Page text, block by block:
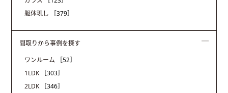
躯体現し
［379］
間取りから事例を探す
ワンルーム
［52］
1LDK
［303］
2LDK
［346］